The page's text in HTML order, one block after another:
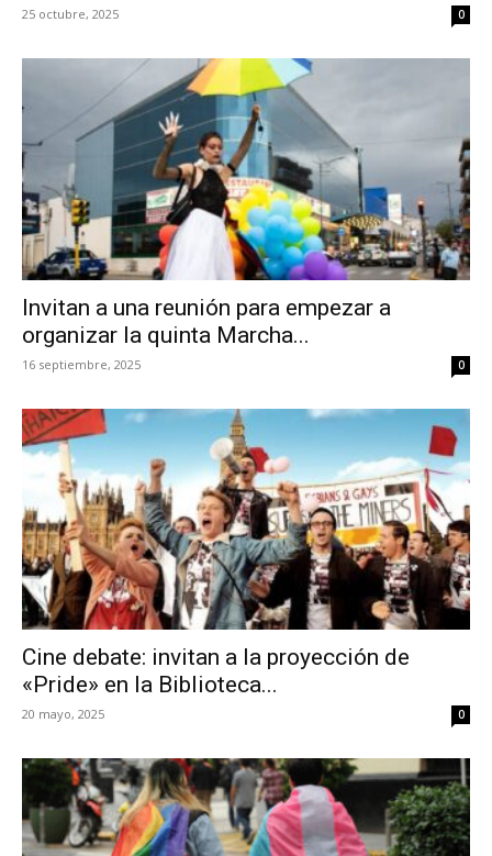
25 octubre, 2025 0
Invitan a una reunión para empezar a
organizar la quinta Marcha...
16 septiembre, 2025 0
Cine debate: invitan a la proyección de
«Pride» en la Biblioteca...
20 mayo, 2025 0